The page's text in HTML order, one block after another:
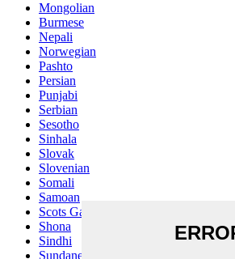
Mongolian
Burmese
Nepali
Norwegian
Pashto
Persian
Punjabi
Serbian
Sesotho
Sinhala
Slovak
Slovenian
Somali
Samoan
Scots Gaelic
Shona
Sindhi
Sundanese